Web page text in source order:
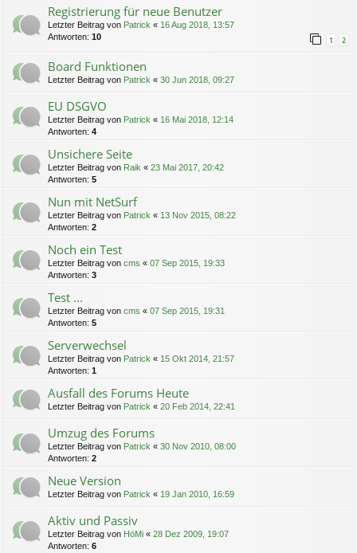
Registrierung für neue Benutzer
Letzter Beitrag von Patrick « 16 Aug 2018, 13:57
Antworten: 10 1 2
Board Funktionen
Letzter Beitrag von Patrick « 30 Jun 2018, 09:27
EU DSGVO
Letzter Beitrag von Patrick « 16 Mai 2018, 12:14
Antworten: 4
Unsichere Seite
Letzter Beitrag von Raik « 23 Mai 2017, 20:42
Antworten: 5
Nun mit NetSurf
Letzter Beitrag von Patrick « 13 Nov 2015, 08:22
Antworten: 2
Noch ein Test
Letzter Beitrag von cms « 07 Sep 2015, 19:33
Antworten: 3
Test ...
Letzter Beitrag von cms « 07 Sep 2015, 19:31
Antworten: 5
Serverwechsel
Letzter Beitrag von Patrick « 15 Okt 2014, 21:57
Antworten: 1
Ausfall des Forums Heute
Letzter Beitrag von Patrick « 20 Feb 2014, 22:41
Umzug des Forums
Letzter Beitrag von Patrick « 30 Nov 2010, 08:00
Antworten: 2
Neue Version
Letzter Beitrag von Patrick « 19 Jan 2010, 16:59
Aktiv und Passiv
Letzter Beitrag von HöMi « 28 Dez 2009, 19:07
Antworten: 6